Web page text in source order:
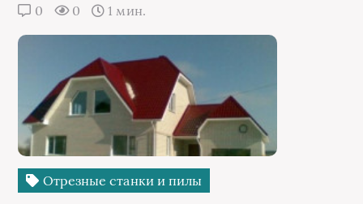
0 0 1 мин.
Отрезные станки и пилы